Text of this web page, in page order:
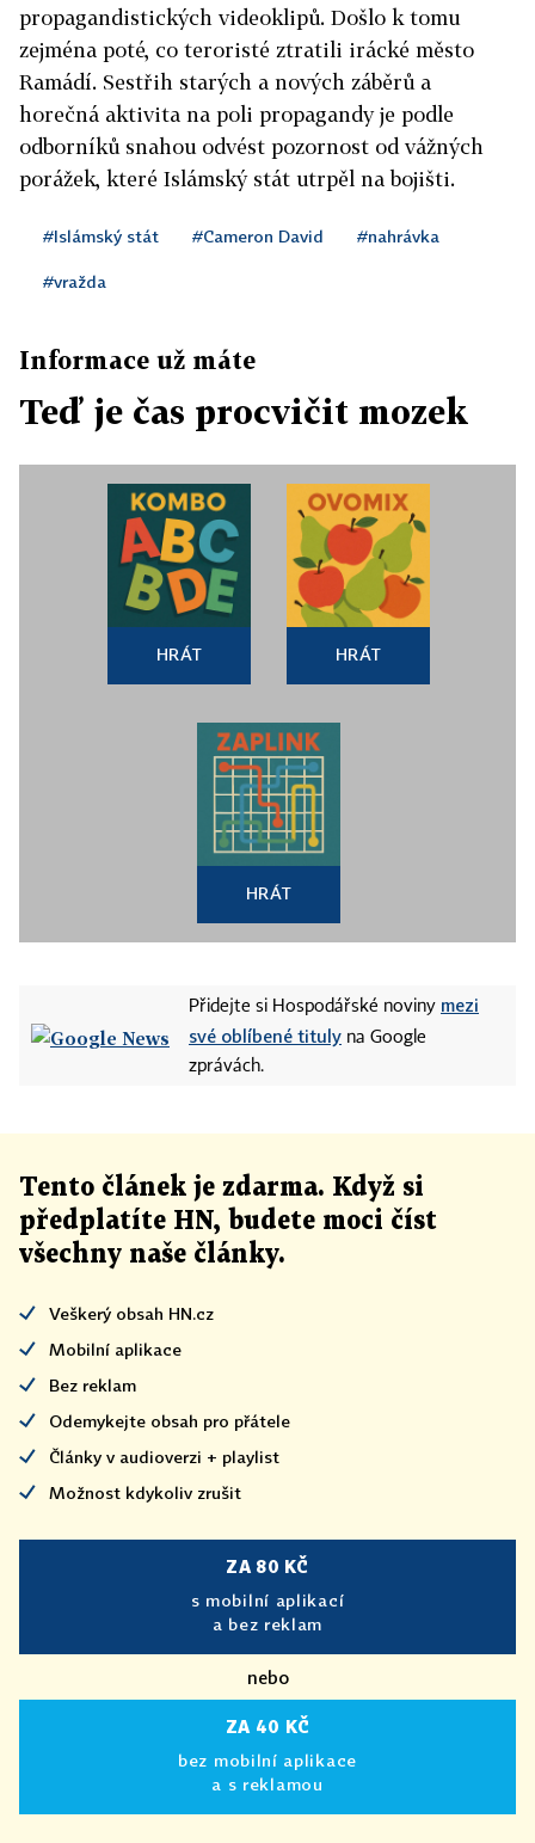
propagandistických videoklipů. Došlo k tomu
zejména poté, co teroristé ztratili irácké město
Ramádí. Sestřih starých a nových záběrů a
horečná aktivita na poli propagandy je podle
odborníků snahou odvést pozornost od vážných
porážek, které Islámský stát utrpěl na bojišti.
#Islámský stát #Cameron David #nahrávka
#vražda
Informace už máte
Teď je čas procvičit mozek
HRÁT HRÁT
HRÁT
Přidejte si Hospodářské noviny mezi
své oblíbené tituly na Google
zprávách.
Tento článek je zdarma. Když si
předplatíte HN, budete moci číst
všechny naše články.
Veškerý obsah HN.cz
Mobilní aplikace
Bez reklam
Odemykejte obsah pro přátele
Články v audioverzi + playlist
Možnost kdykoliv zrušit
ZA 80 KČ
s mobilní aplikací
a bez reklam
nebo
ZA 40 KČ
bez mobilní aplikace
a s reklamou